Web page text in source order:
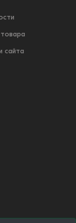
сайта